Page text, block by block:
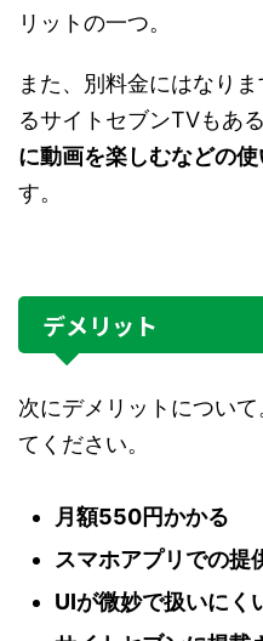
リットの一つ。
また、別料金にはなり
るサイトセブンTVもある
に動画を楽しむなどの
す。
デメリット
次にデメリットについ
てください。
月額550円かかる
スマホアプリでの提
UIが微妙で扱いにく